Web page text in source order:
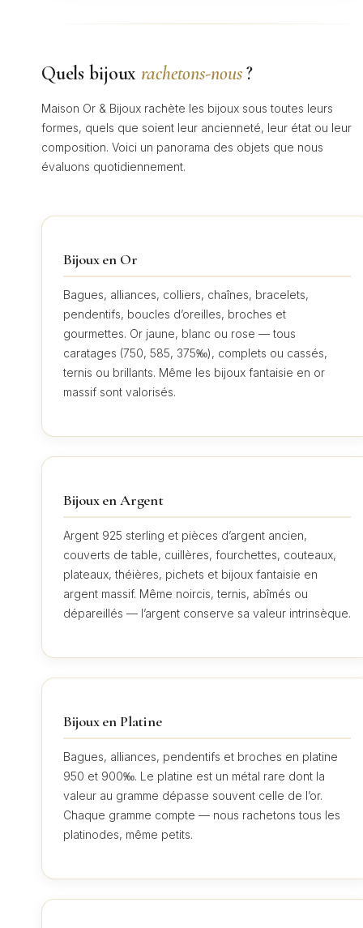
Quels bijouxrachetons-nous?
Maison Or & Bijoux rachète les bijoux sous toutes leurs
formes, quels que soient leur ancienneté, leur état ou leur
composition. Voici un panorama des objets que nous
évaluons quotidiennement.
Bijoux en Or
Bagues, alliances, colliers, chaînes, bracelets,
pendentifs, boucles d’oreilles, broches et
gourmettes. Or jaune, blanc ou rose — tous
caratages (750, 585, 375‰), complets ou cassés,
ternis ou brillants. Même les bijoux fantaisie en or
massif sont valorisés.
Bijoux en Argent
Argent 925 sterling et pièces d’argent ancien,
couverts de table, cuillères, fourchettes, couteaux,
plateaux, théières, pichets et bijoux fantaisie en
argent massif. Même noircis, ternis, abîmés ou
dépareillés — l’argent conserve sa valeur intrinsèque.
Bijoux en Platine
Bagues, alliances, pendentifs et broches en platine
950 et 900‰. Le platine est un métal rare dont la
valeur au gramme dépasse souvent celle de l’or.
Chaque gramme compte — nous rachetons tous les
platinodes, même petits.